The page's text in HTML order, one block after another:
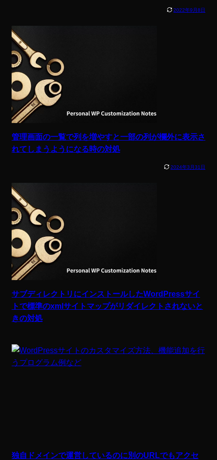
2022年9月8日
管理画面の一覧で列を増やすと一部の列が欄外に表示さ
れてしまうようになる時の対処
2024年3月31日
サブディレクトリにインストールしたWordPressサイ
トで標準のxmlサイトマップがリダイレクトされないと
きの対処
独自ドメインで運営しているのに別のURLでもアクセ